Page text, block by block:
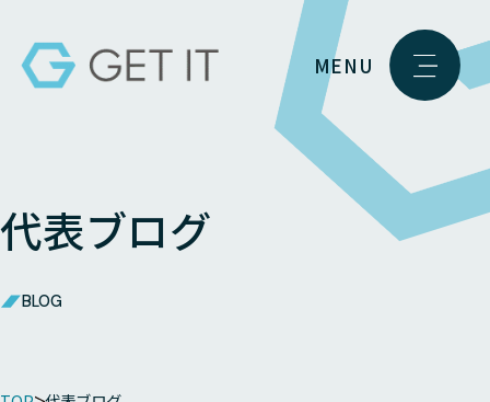
MENU
代表ブログ
BLOG